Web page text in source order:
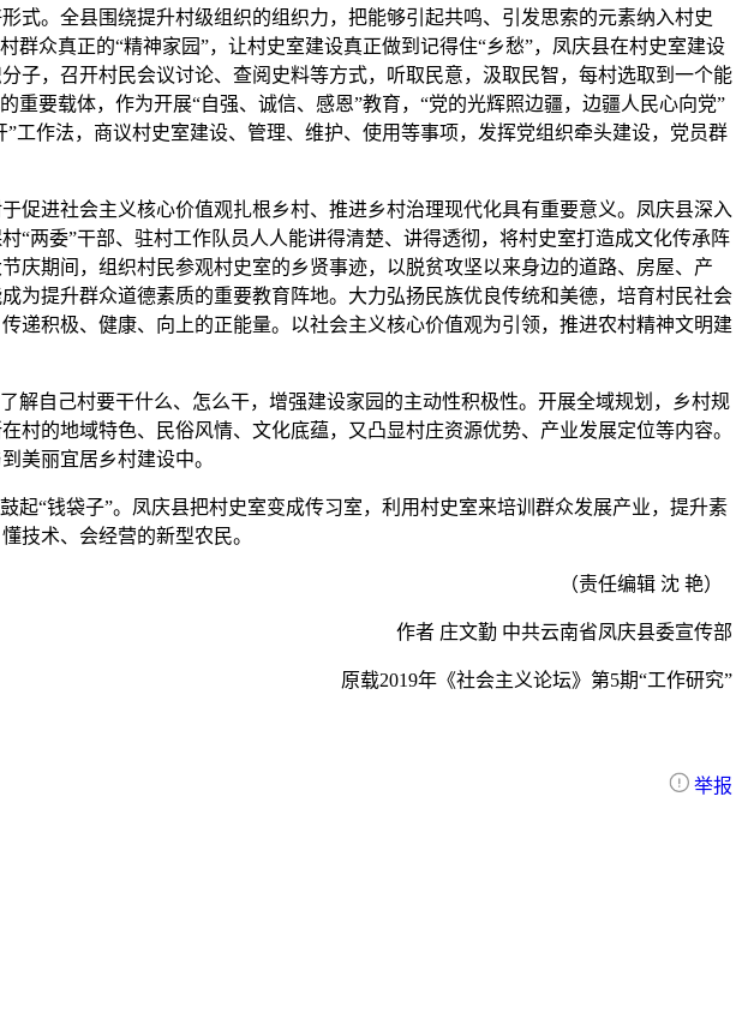
式。全县围绕提升村级组织的组织力，把能够引起共鸣、引发思索的元素纳入村史
众真正的“精神家园”，让村史室建设真正做到记得住“乡愁”，凤庆县在村史室建设
子，召开村民会议讨论、查阅史料等方式，听取民意，汲取民智，每村选取到一个能
要载体，作为开展“自强、诚信、感恩”教育，“党的光辉照边疆，边疆人民心向党”
工作法，商议村史室建设、管理、维护、使用等事项，发挥党组织牵头建设，党员群
促进社会主义核心价值观扎根乡村、推进乡村治理现代化具有重要意义。凤庆县深入
两委”干部、驻村工作队员人人能讲得清楚、讲得透彻，将村史室打造成文化传承阵
庆期间，组织村民参观村史室的乡贤事迹，以脱贫攻坚以来身边的道路、房屋、产
为提升群众道德素质的重要教育阵地。大力弘扬民族优良传统和美德，培育村民社会
递积极、健康、向上的正能量。以社会主义核心价值观为引领，推进农村精神文明建
解自己村要干什么、怎么干，增强建设家园的主动性积极性。开展全域规划，乡村规
的地域特色、民俗风情、文化底蕴，又凸显村庄资源优势、产业发展定位等内容。
美丽宜居乡村建设中。
起“钱袋子”。凤庆县把村史室变成传习室，利用村史室来培训群众发展产业，提升素
技术、会经营的新型农民。
（责任编辑 沈 艳）
作者 庄文勤 中共云南省凤庆县委宣传部
原载2019年《社会主义论坛》第5期“工作研究”
举报